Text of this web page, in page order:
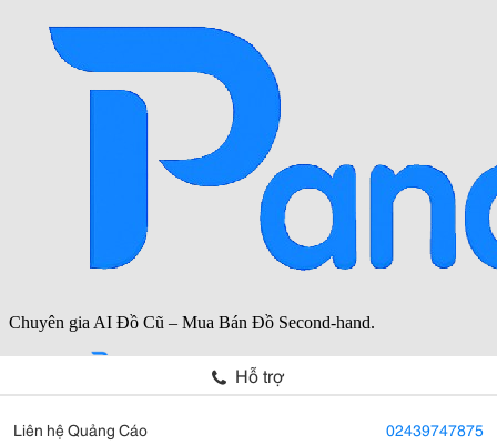
Hỗ trợ
Liên hệ Quảng Cáo 02439747875